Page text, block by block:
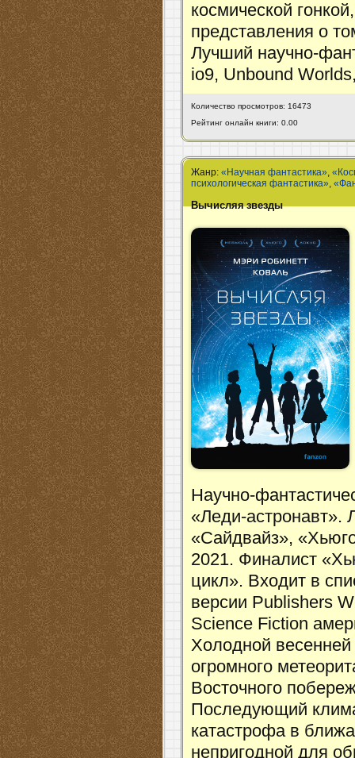
космической
представления о
Лучший научно-
io9, Unbound
Количество просмотров: 16473
Рейтинг онлайн книги: 0.00
Жанр:«Научная фантастика»,
психологическая фантастика»,
Вычисляя звезды
Научно-
«Леди-астронавт».
«Сайдвайз»,
2021. Финалист
цикл». Входит в
версии Publishers
Science Fiction
Холодной весенней
огромного
Восточного
Последующий
катастрофа в
непригодной для